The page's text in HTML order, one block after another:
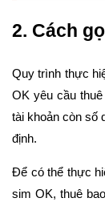
2. Cách
Quy trình thực
OK yêu cầu
tài khoản còn số
định.
Để có thể thực
sim OK, thuê